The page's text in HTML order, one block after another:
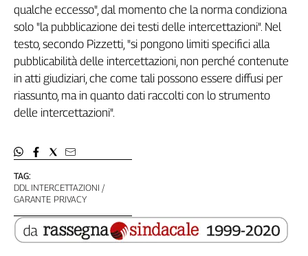
Filt
Fiom
Fisac
Flai
Flc
Fp
Nidil
Spi
Inca
Caaf
Speciali
G8
TAG:
DDL INTERCETTAZIONI
GARANTE PRIVACY
qualche eccesso", dal momento che la norma condiziona
solo "la pubblicazione dei testi delle intercettazioni". Nel
testo, secondo Pizzetti, "si pongono limiti specifici alla
pubblicabilità delle intercettazioni, non perché contenute
in atti giudiziari, che come tali possono essere diffusi per
riassunto, ma in quanto dati raccolti con lo strumento
delle intercettazioni".